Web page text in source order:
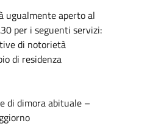
ugualmente aperto al
per i seguenti servizi:
di notorietà
di residenza
di dimora abituale –